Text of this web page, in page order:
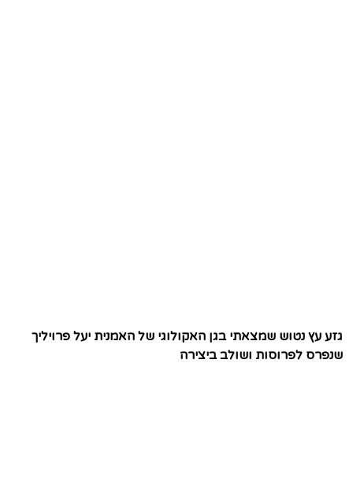
גזע עץ נטוש שמצאתי בגן האקולוגי של האמנית יעל פרויליך
שנפרס לפרוסות ושולב ביצירה